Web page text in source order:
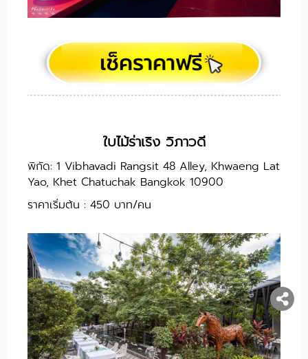
ใบไม้ร่าเริง วิภาวดี
พิกัด: 1 Vibhavadi Rangsit 48 Alley, Khwaeng Lat
Yao, Khet Chatuchak Bangkok 10900
ราคาเริ่มต้น : 450 บาท/คน